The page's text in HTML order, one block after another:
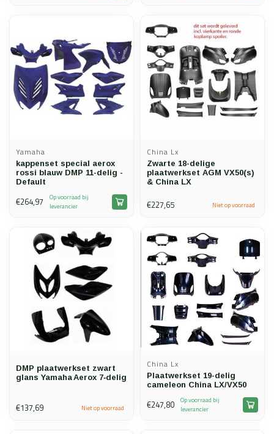
Yamaha
kappenset special aerox
rossi blauw DMP 11-delig -
Default
€264,97
Op voorraad bij
leverancier
China Lx
Zwarte 18-delige
plaatwerkset AGM VX50(s)
& China LX
€227,65 Niet op voorraad
DMP plaatwerkset zwart
glans Yamaha Aerox 7‑delig
€137,69 Niet op voorraad
China Lx
Plaatwerkset 19-delig
cameleon China LX/VX50
€247,80
Op voorraad bij
leverancier